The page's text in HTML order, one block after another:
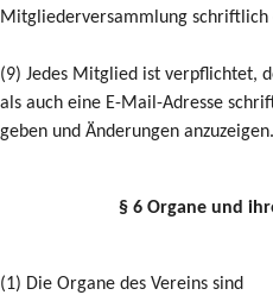
Mitgliederversammlung schriftlich
(9) Jedes Mitglied ist verpflichtet,
als auch eine E-Mail-Adresse
geben und Änderungen anzuzeigen.
§ 6 Organe und
(1) Die Organe des Vereins sind